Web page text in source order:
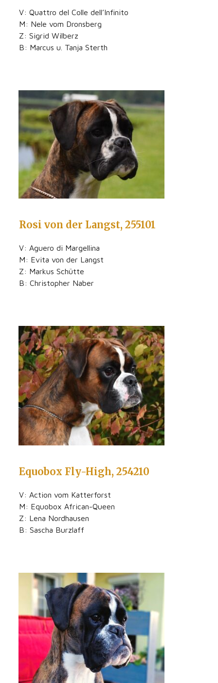
V: Quattro del Colle dell’Infinito
M: Nele vom Dronsberg
Z: Sigrid Wilberz
B: Marcus u. Tanja Sterth
Rosi von der Langst, 255101
V: Aguero di Margellina
M: Evita von der Langst
Z: Markus Schütte
B: Christopher Naber
Equobox Fly-High, 254210
V: Action vom Katterforst
M: Equobox African-Queen
Z: Lena Nordhausen
B: Sascha Burzlaff